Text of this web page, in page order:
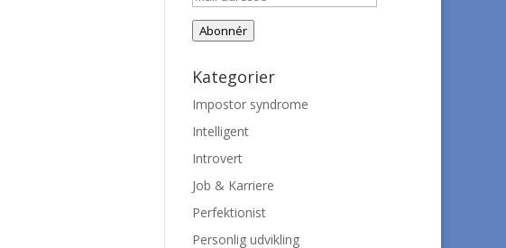
Abonnér
Kategorier
Impostor syndrome
Intelligent
Introvert
Job & Karriere
Perfektionist
Personlig udvikling